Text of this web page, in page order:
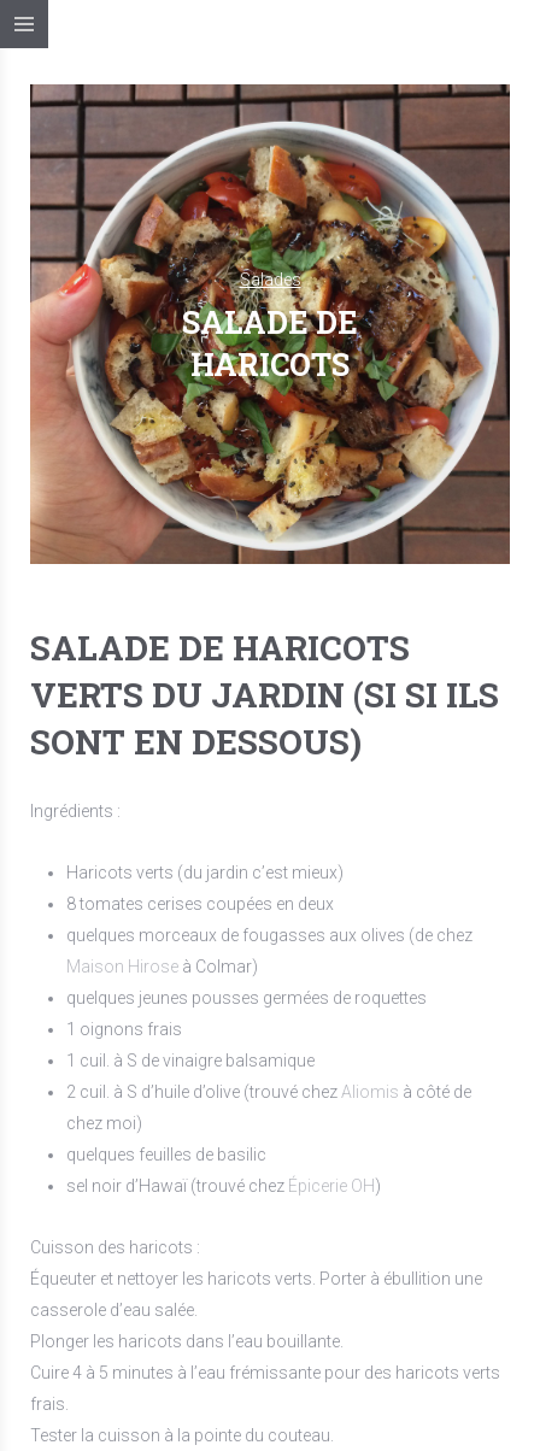
Salades
SALADE DE
HARICOTS
SALADE DE HARICOTS
VERTS DU JARDIN (SI SI ILS
SONT EN DESSOUS)
Ingrédients :
Haricots verts (du jardin c’est mieux)
8 tomates cerises coupées en deux
quelques morceaux de fougasses aux olives (de chez
Maison Hirose à Colmar)
quelques jeunes pousses germées de roquettes
1 oignons frais
1 cuil. à S de vinaigre balsamique
2 cuil. à S d’huile d’olive (trouvé chez Aliomis à côté de
chez moi)
quelques feuilles de basilic
sel noir d’Hawaï (trouvé chez Épicerie OH)
Cuisson des haricots :
Équeuter et nettoyer les haricots verts. Porter à ébullition une
casserole d’eau salée.
Plonger les haricots dans l’eau bouillante.
Cuire 4 à 5 minutes à l’eau frémissante pour des haricots verts
frais.
Tester la cuisson à la pointe du couteau.